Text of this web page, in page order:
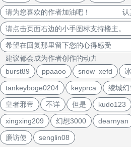
请为您喜欢的作者加油吧！ 认
请点击页面右边的小手图标支持
希望在回复那里留下您的心得感
建议都会成为作者创作的动力
burst89
ppaaoo snow_xefd
tankeyboge0204 keyprca 绫城幻
皇者邪帝 不详 但是 kudo123
xingxing209 幻想3000 dearnyan
廉访使 senglin08